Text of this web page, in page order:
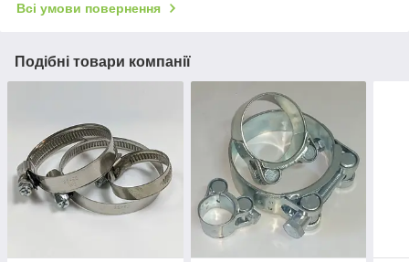
Всі умови повернення
Подібні товари компанії